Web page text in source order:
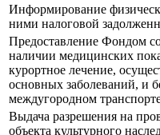
Информирование
ними налоговой
Предоставление Фондом
наличии медицинских
курортное лечение,
основных заболеваний, и
междугородном
Выдача разрешения на
объекта культурного